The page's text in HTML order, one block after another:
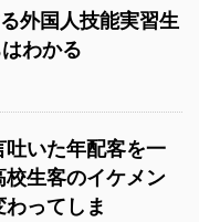
外国人技能実習生
わかる
いた年配客を一
生客のイケメン
ってしま